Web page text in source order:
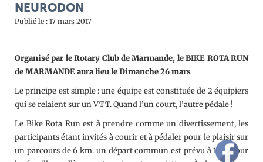
NEURODON
Publié le : 17 mars 2017
Organisé par le Rotary Club de Marmande, le BIKE ROTA RUN
de MARMANDE aura lieu le Dimanche 26 mars
Le principe est simple : une équipe est constituée de 2 équipiers
qui se relaient sur un VTT. Quand l’un court, l’autre pédale !
Le Bike Rota Run est à prendre comme un divertissement, les
participants étant invités à courir et à pédaler pour le plaisir sur
un parcours de 6 km. un départ commun est prévu à 10 h pour